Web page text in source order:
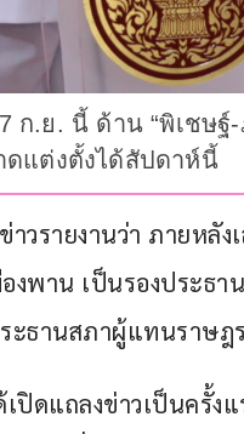
ก.ย. นี้ ด้าน “พิเ
ดแต่งตั้งได้สัปดาห์นี้
าวรายงานว่า ภายหลั
องพาน เป็นรองประธ
ะธานสภาผู้แทนราษฎ
ปิดแถลงข่าวเป็นครั้ง